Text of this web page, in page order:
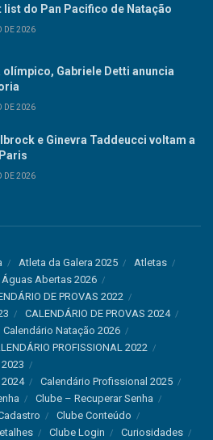
list do Pan Pacifico de Natação
DE 2026
olímpico, Gabriele Detti anuncia
DE 2026
e Ginevra Taddeucci voltam a
DE 2026
Atleta da Galera 2025
Atletas
Abertas 2026
DE PROVAS 2022
CALENDÁRIO DE PROVAS 2024
Calendário Natação 2026
PROFISSIONAL 2022
2024
Calendário Profissional 2025
Clube – Recuperar Senha
Clube Conteúdo
Clube Login
Curiosidades